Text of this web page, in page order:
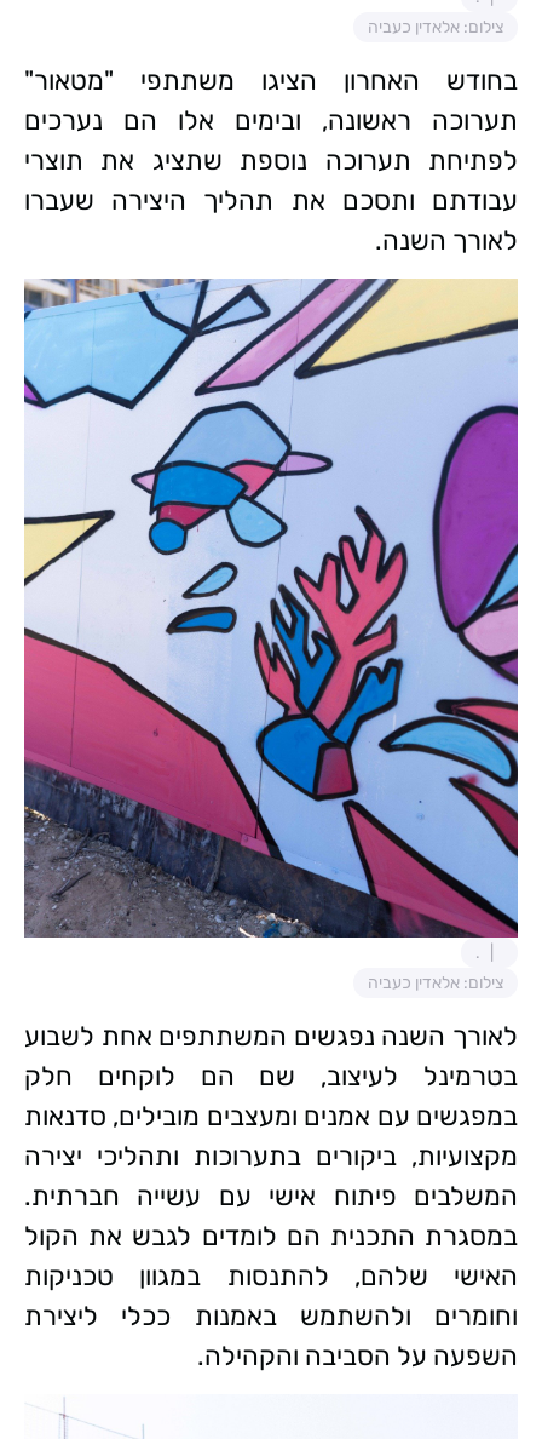
צילום: אלאדין כעביה
בחודש האחרון הציגו משתתפי "מטאור"
תערוכה ראשונה, ובימים אלו הם נערכים
לפתיחת תערוכה נוספת שתציג את תוצרי
עבודתם ותסכם את תהליך היצירה שעברו
לאורך השנה.
.
צילום: אלאדין כעביה
לאורך השנה נפגשים המשתתפים אחת לשבוע
בטרמינל לעיצוב, שם הם לוקחים חלק
במפגשים עם אמנים ומעצבים מובילים, סדנאות
מקצועיות, ביקורים בתערוכות ותהליכי יצירה
המשלבים פיתוח אישי עם עשייה חברתית.
במסגרת התכנית הם לומדים לגבש את הקול
האישי שלהם, להתנסות במגוון טכניקות
וחומרים ולהשתמש באמנות ככלי ליצירת
השפעה על הסביבה והקהילה.